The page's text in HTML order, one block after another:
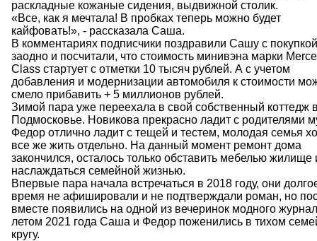
раскладные кожаные сидения, выдвижной столик.
«Все, как я мечтала! В пробках теперь можно будет
кайфовать!», - рассказала Саша.
В комментариях подписчики поздравили Сашу с
заодно и посчитали, что стоимость минивэна марки
Class стартует с отметки 10 тысяч рублей. А с учетом
добавления и модернизации автомобиля к стоимости
смело прибавить + 5 миллионов рублей.
Зимой пара уже переехала в свой собственный коттедж
Подмосковье. Новикова прекрасно ладит с родителями
Федор отлично ладит с тещей и тестем, молодая семья
все же жить отдельно. На данный момент ремонт дома
закончился, осталось только обставить мебелью жилище
наслаждаться семейной жизнью.
Впервые пара начала встречаться в 2018 году, они
время не афишировали и не подтверждали роман, но
вместе появились на одной из вечеринок модного
летом 2021 года Саша и Федор поженились в тихом
кругу.